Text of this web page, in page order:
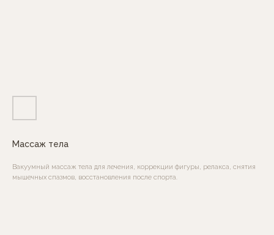
Массаж тела
Вакуумный массаж тела для лечения, коррекции фигуры, релакса, снятия
мышечных спазмов, восстановления после спорта.